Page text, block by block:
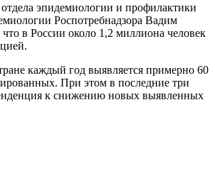
отдела эпидемиологии и профилактики
Роспотребнадзора Вадим
в России около 1,2 миллиона человек
каждый год выявляется примерно 60
При этом в последние три
к снижению новых выявленных